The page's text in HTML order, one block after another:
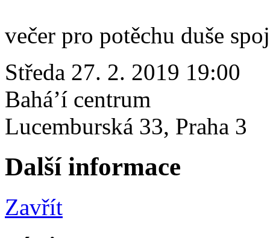
večer pro potěchu duše
Středa 27. 2. 2019 19:00
Bahá’í centrum
Lucemburská 33, Praha 3
Další informace
Zavřít